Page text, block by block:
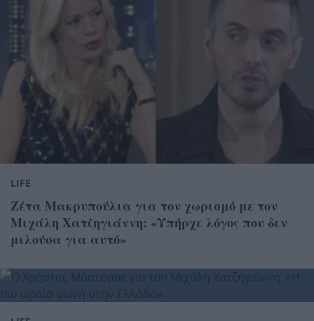
LIFE
Ζέτα Μακρυπούλια για τον χωρισμό με τον
Μιχάλη Χατζηγιάννη: «Υπήρχε λόγος που δεν
μιλούσα για αυτό»